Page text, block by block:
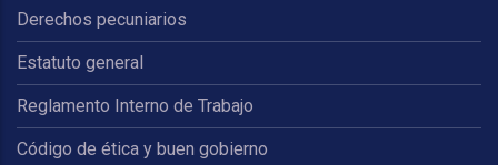
Derechos pecuniarios
Estatuto general
Reglamento Interno de Trabajo
Código de ética y buen gobierno